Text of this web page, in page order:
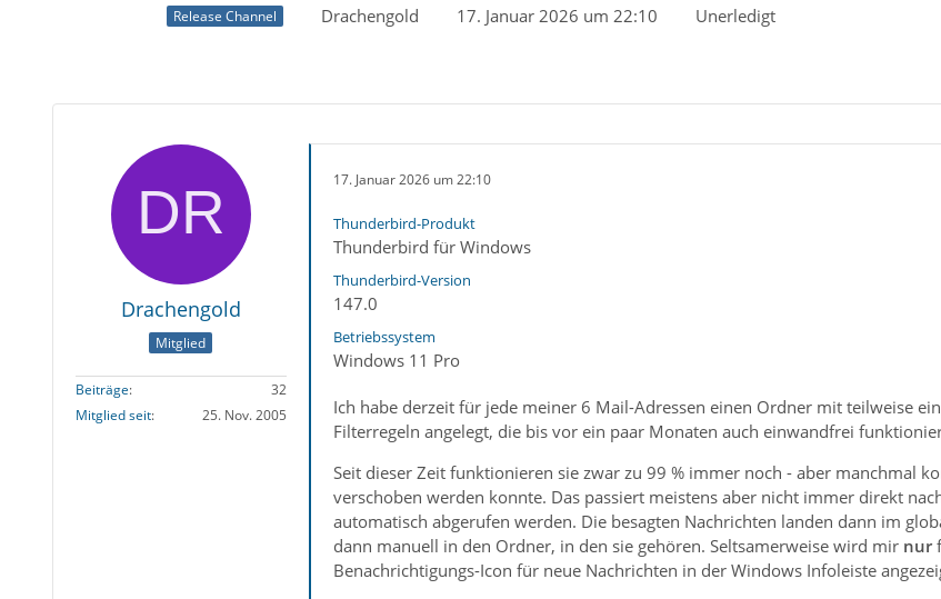
Release Channel Drachengold 17. Januar 2026 um 22:10 Unerledigt
Drachengold
Mitglied
Beiträge
32
Mitglied seit
25. Nov. 2005
17. Januar 2026 um 22:10
Thunderbird-Produkt
Thunderbird für Windows
Thunderbird-Version
147.0
Betriebssystem
Windows 11 Pro
Ich habe derzeit für jede meiner 6 Mail-Adressen einen Ordner mit teilweise
Filterregeln angelegt, die bis vor ein paar Monaten auch einwandfrei
Seit dieser Zeit funktionieren sie zwar zu 99 % immer noch - aber manchmal
verschoben werden konnte. Das passiert meistens aber nicht immer direkt
automatisch abgerufen werden. Die besagten Nachrichten landen dann im
dann manuell in den Ordner, in den sie gehören. Seltsamerweise wird mir nur
Benachrichtigungs-Icon für neue Nachrichten in der Windows Infoleiste